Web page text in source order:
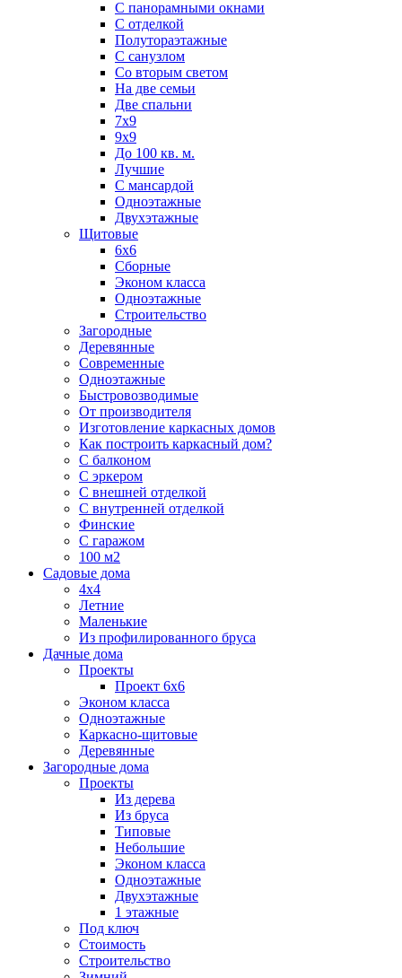
С панорамными окнами
С отделкой
Полутораэтажные
С санузлом
Со вторым светом
На две семьи
Две спальни
7х9
9х9
До 100 кв. м.
Лучшие
С мансардой
Одноэтажные
Двухэтажные
Щитовые
6х6
Сборные
Эконом класса
Одноэтажные
Строительство
Загородные
Деревянные
Современные
Одноэтажные
Быстровозводимые
От производителя
Изготовление каркасных домов
Как построить каркасный дом?
С балконом
С эркером
С внешней отделкой
С внутренней отделкой
Финские
С гаражом
100 м2
Садовые дома
4х4
Летние
Маленькие
Из профилированного бруса
Дачные дома
Проекты
Проект 6х6
Эконом класса
Одноэтажные
Каркасно-щитовые
Деревянные
Загородные дома
Проекты
Из дерева
Из бруса
Типовые
Небольшие
Эконом класса
Одноэтажные
Двухэтажные
1 этажные
Под ключ
Стоимость
Строительство